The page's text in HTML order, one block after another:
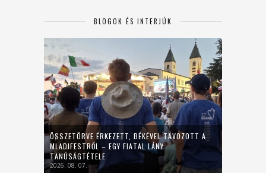
BLOGOK ÉS INTERJÚK
ÖSSZETÖRVE ÉRKEZETT, BÉKÉVEL TÁVOZOTT A
MLADIFESTRŐL – EGY FIATAL LÁNY
TANÚSÁGTÉTELE
2026. 08. 07.